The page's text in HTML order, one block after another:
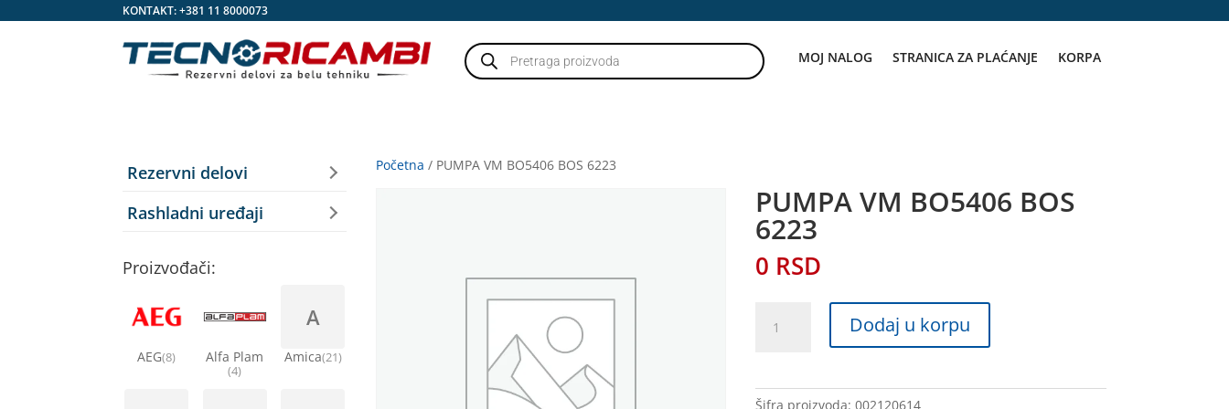
KONTAKT:+381 11 8000073
Products
search MOJ NALOG STRANICA ZA PLAĆANJE KORPA
Početna / PUMPA VM BO5406 BOS 6223
PUMPA VM BO5406 BOS
6223
0 RSD
6223
Dodaj u korpu
Šifra proizvoda:002120614
Rezervni delovi
Rashladni uređaji
Proizvođači:
AEG(8) Alfa Plam
(4)
A
Amica(21)